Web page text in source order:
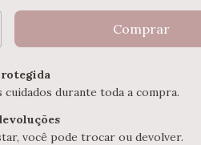
cuidados durante toda a compra.
você pode trocar ou devolver.